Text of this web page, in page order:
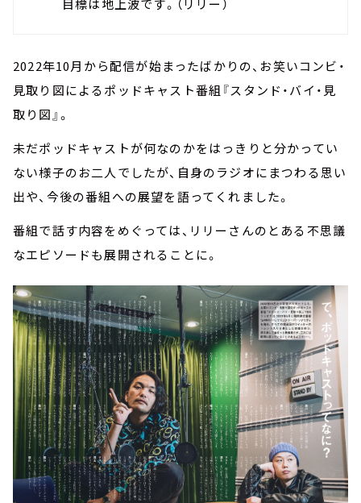
目標は地上波です。（リリー）
2022年10月から配信が始まったばかりの、お笑いコンビ・
見取り図によるポッドキャスト番組『スタンド・バイ・見
取り図』。
未だポッドキャストが何なのかをはっきりと分かってい
ない様子のお二人でしたが、自身のラジオにまつわる思い
出や、今後の番組への展望を語ってくれました。
番組で話す内容をめぐっては、リリーさんのとある不思議
なエピソードも展開されることに。